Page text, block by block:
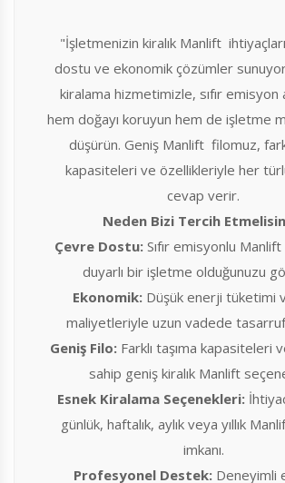
"İşletmenizin kiralık Manlift
dostu ve ekonomik çözümler
kiralama hizmetimizle, sıfır emisyon
hem doğayı koruyun hem de işletme
düşürün. Geniş Manlift filomuz,
kapasiteleri ve özellikleriyle her
cevap verir.
Neden Bizi Tercih
Çevre Dostu:Sıfır emisyonlu
duyarlı bir işletme olduğunuzu
Ekonomik:Düşük enerji tüketimi
maliyetleriyle uzun vadede tasarruf
Geniş Filo:Farklı taşıma kapasiteleri
sahip geniş kiralık Manlift
Esnek Kiralama Seçenekleri:
günlük, haftalık, aylık veya yıllık
imkanı.
Profesyonel Destek:Deneyimli